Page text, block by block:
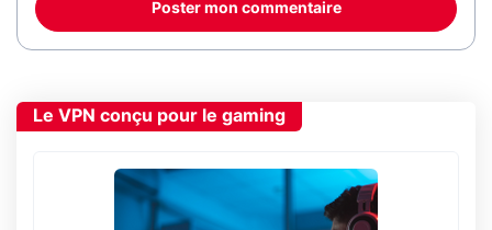
Poster mon commentaire
Le VPN conçu pour le gaming